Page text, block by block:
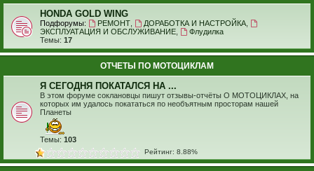
HONDA GOLD WING
Подфорумы: РЕМОНТ, ДОРАБОТКА И НАСТРОЙКА,
ЭКСПЛУАТАЦИЯ И ОБСЛУЖИВАНИЕ
Флудилка
Темы: 17
ОТЧЕТЫ ПО МОТОЦИКЛАМ
Я СЕГОДНЯ ПОКАТАЛСЯ НА ...
В этом форуме соклановцы пишут отзывы-отчёты О МОТОЦИКЛАХ, на
которых им удалось покататься по необъятным просторам нашей
Планеты
Темы: 103
Рейтинг: 8.88%